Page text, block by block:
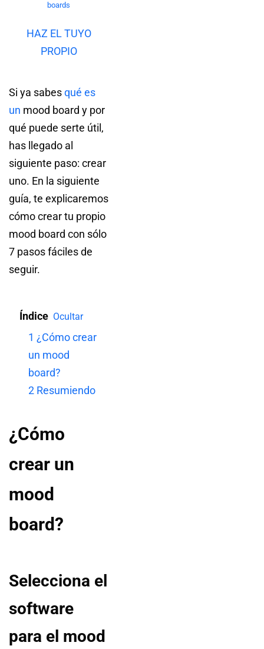
boards
HAZ EL TUYO
PROPIO
Si ya sabesqué es
un mood board y por
qué puede serte útil,
has llegado al
siguiente paso: crear
uno. En la siguiente
guía, te explicaremos
cómo crear tu propio
mood board con sólo
7 pasos fáciles de
seguir.
Índice Ocultar
1 ¿Cómo crear
un mood
board?
2 Resumiendo
¿Cómo
crear un
mood
board?
Selecciona el
software
para el mood